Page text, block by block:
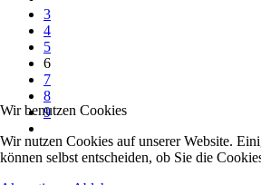
3
4
5
6
7
8
9
Wir benutzen Cookies
Wir nutzen Cookies auf unserer Website.
können selbst entscheiden, ob Sie die